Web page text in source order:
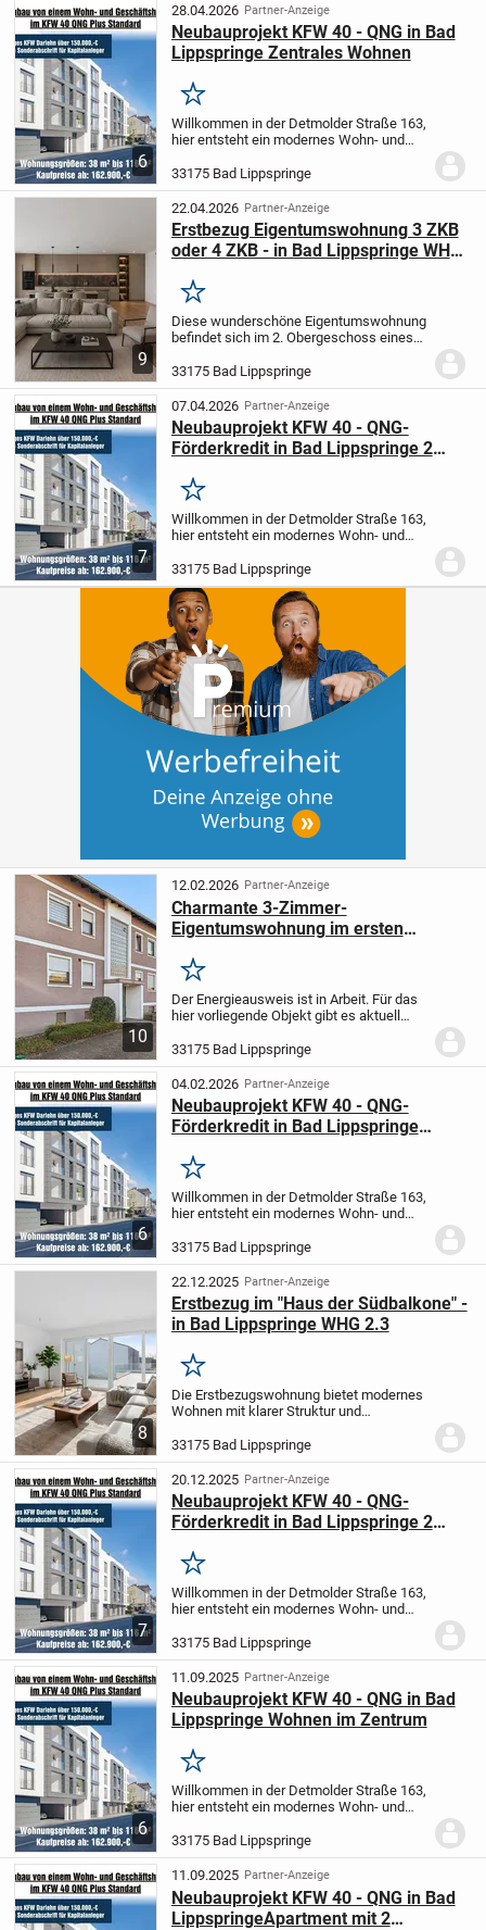
durch eine gut...
6
28.04.2026 Partner-Anzeige
Neubauprojekt KFW 40 - QNG in Bad
Lippspringe Zentrales Wohnen
Merken
Willkommen in der Detmolder Straße 163,
hier entsteht ein modernes Wohn- und
mit höchstem Wohnkomfort verbindet. In
zentraler Lage von Bad Lippspringe
entsteht...
33175 Bad Lippspringe
9
22.04.2026 Partner-Anzeige
Erstbezug Eigentumswohnung 3 ZKB
oder 4 ZKB - in Bad Lippspringe WHG
Merken
Diese wunderschöne Eigentumswohnung
befindet sich im 2. Obergeschoss eines
Tiefgarage. Die Wohnung ist ein
Erstbezug und überzeugt durch eine
perfekte Kombination aus...
33175 Bad Lippspringe
7
07.04.2026 Partner-Anzeige
Neubauprojekt KFW 40 - QNG-
Förderkredit in Bad Lippspringe 2
Merken
Willkommen in der Detmolder Straße 163,
hier entsteht ein modernes Wohn- und
mit höchstem Wohnkomfort verbindet. In
zentraler Lage von Bad Lippspringe
entsteht...
33175 Bad Lippspringe
10
12.02.2026 Partner-Anzeige
Charmante 3-Zimmer-
Eigentumswohnung im ersten
Merken
Der Energieausweis ist in Arbeit. Für das
hier vorliegende Objekt gibt es aktuell
ist bereits vom Eigentümer
beantragt.Diese großzügige 3-Zimmer-
Eigentumswohnu...
33175 Bad Lippspringe
6
04.02.2026 Partner-Anzeige
Neubauprojekt KFW 40 - QNG-
Förderkredit in Bad Lippspringe
Merken
Willkommen in der Detmolder Straße 163,
hier entsteht ein modernes Wohn- und
mit höchstem Wohnkomfort verbindet. In
zentraler Lage von Bad Lippspringe
entsteht...
33175 Bad Lippspringe
8
22.12.2025 Partner-Anzeige
Erstbezug im "Haus der Südbalkone" -
in Bad Lippspringe WHG 2.3
Merken
Die Erstbezugswohnung bietet modernes
Wohnen mit klarer Struktur und
noch vier Wohnungen verfügbar.
Wohnfläche beträgt 141,99 m² und ist
funktional sowie...
33175 Bad Lippspringe
7
20.12.2025 Partner-Anzeige
Neubauprojekt KFW 40 - QNG-
Förderkredit in Bad Lippspringe 2
Merken
Willkommen in der Detmolder Straße 163,
hier entsteht ein modernes Wohn- und
mit höchstem Wohnkomfort verbindet. In
zentraler Lage von Bad Lippspringe
entsteht...
33175 Bad Lippspringe
6
11.09.2025 Partner-Anzeige
Neubauprojekt KFW 40 - QNG in Bad
Lippspringe Wohnen im Zentrum
Merken
Willkommen in der Detmolder Straße 163,
hier entsteht ein modernes Wohn- und
mit höchstem Wohnkomfort verbindet. In
zentraler Lage von Bad Lippspringe
entsteht...
33175 Bad Lippspringe
11.09.2025 Partner-Anzeige
Neubauprojekt KFW 40 - QNG in Bad
LippspringeApartment mit 2